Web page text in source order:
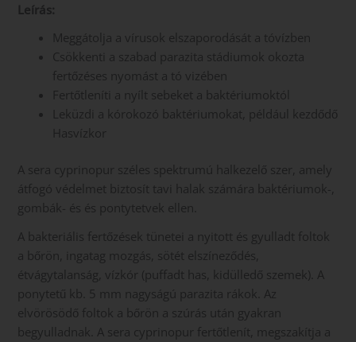
Leírás:
Meggátolja a vírusok elszaporodását a tóvízben
Csökkenti a szabad parazita stádiumok okozta
fertőzéses nyomást a tó vizében
Fertőtleníti a nyílt sebeket a baktériumoktól
Leküzdi a kórokozó baktériumokat, például kezdődő
Hasvízkor
A sera cyprinopur széles spektrumú halkezelő szer, amely
átfogó védelmet biztosít tavi halak számára baktériumok-,
gombák- és és pontytetvek ellen.
A bakteriális fertőzések tünetei a nyitott és gyulladt foltok
a bőrön, ingatag mozgás, sötét elszíneződés,
étvágytalanság, vízkór (puffadt has, kidülledő szemek). A
ponytetű kb. 5 mm nagyságú parazita rákok. Az
elvörösödő foltok a bőrön a szúrás után gyakran
begyulladnak. A sera cyprinopur fertőtlenít, megszakítja a